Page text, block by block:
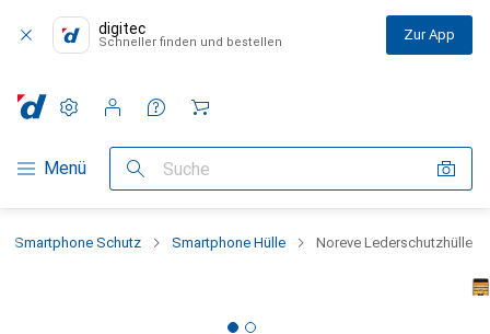
digitec
Schneller finden und bestellen Zur App
Navigation nach Kategorien
Menü Suche
Einstellungen
Kundenkonto
Vergleichslisten
Merklisten
Warenkorb
Smartphone Schutz Smartphone Hülle Noreve Lederschutzhülle